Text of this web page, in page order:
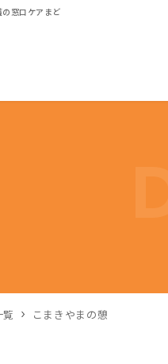
窓口ケアまど
こまきやまの憩